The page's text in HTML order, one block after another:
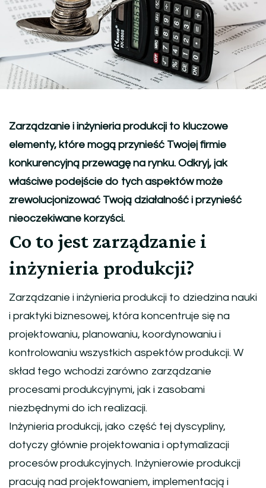
Zarządzanie i inżynieria produkcji to kluczowe
elementy, które mogą przynieść Twojej firmie
konkurencyjną przewagę na rynku. Odkryj, jak
właściwe podejście do tych aspektów może
zrewolucjonizować Twoją działalność i przynieść
nieoczekiwane korzyści.
Co to jest zarządzanie i
inżynieria produkcji?
Zarządzanie i inżynieria produkcji to dziedzina nauki
i praktyki biznesowej, która koncentruje się na
projektowaniu, planowaniu, koordynowaniu i
kontrolowaniu wszystkich aspektów produkcji. W
skład tego wchodzi zarówno zarządzanie
procesami produkcyjnymi, jak i zasobami
niezbędnymi do ich realizacji.
Inżynieria produkcji, jako część tej dyscypliny,
dotyczy głównie projektowania i optymalizacji
procesów produkcyjnych. Inżynierowie produkcji
pracują nad projektowaniem, implementacją i